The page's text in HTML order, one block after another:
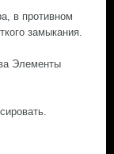
в противном
замыкания.
Элементы